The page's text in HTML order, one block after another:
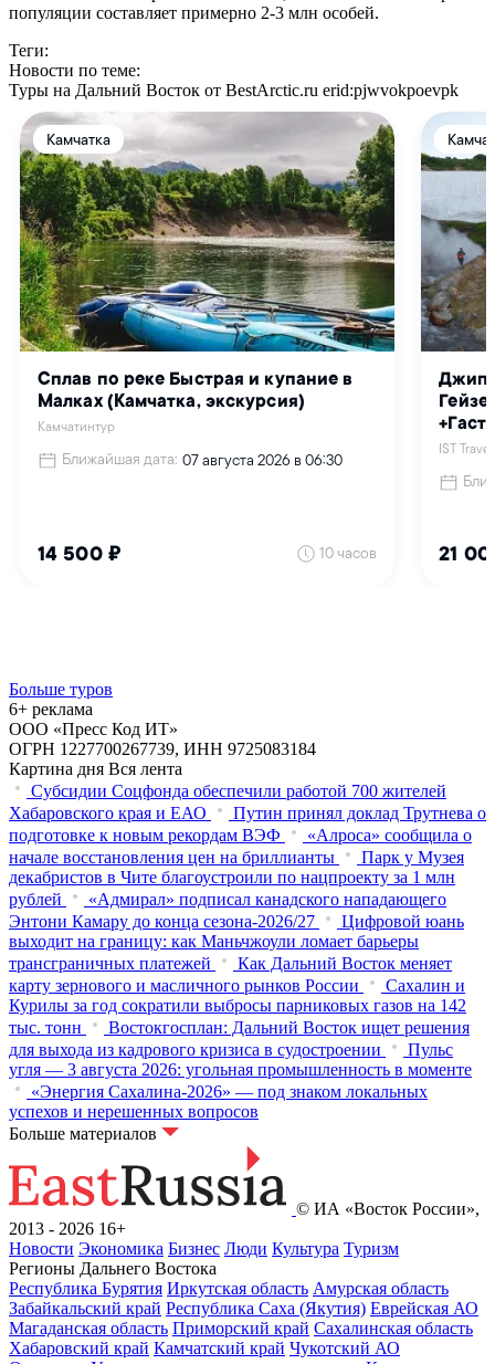
популяции составляет примерно 2-3 млн особей.
Теги:
Новости по теме:
Туры на Дальний Восток от BestArctic.ru erid:pjwvokpoevpk
Больше туров
6+ реклама
ООО «Пресс Код ИТ»
ОГРН 1227700267739, ИНН 9725083184
Картина дня Вся лента
Субсидии Соцфонда обеспечили работой 700 жителей
Хабаровского края и ЕАО
Путин принял доклад Трутнева о
подготовке к новым рекордам ВЭФ
«Алроса» сообщила о
начале восстановления цен на бриллианты
Парк у Музея
декабристов в Чите благоустроили по нацпроекту за 1 млн
рублей
«Адмирал» подписал канадского нападающего
Энтони Камару до конца сезона-2026/27
Цифровой юань
выходит на границу: как Маньчжоули ломает барьеры
трансграничных платежей
Как Дальний Восток меняет
карту зернового и масличного рынков России
Сахалин и
Курилы за год сократили выбросы парниковых газов на 142
тыс. тонн
Востокгосплан: Дальний Восток ищет решения
для выхода из кадрового кризиса в судостроении
Пульс
угля — 3 августа 2026: угольная промышленность в моменте
«Энергия Сахалина-2026» — под знаком локальных
успехов и нерешенных вопросов
Больше материалов
© ИА «Восток России»,
2013 - 2026 16+
Новости Экономика Бизнес Люди Культура Туризм
Регионы Дальнего Востока
Республика Бурятия Иркутская область Амурская область
Забайкальский край Республика Саха (Якутия) Еврейская АО
Магаданская область Приморский край Сахалинская область
Хабаровский край Камчатский край Чукотский АО